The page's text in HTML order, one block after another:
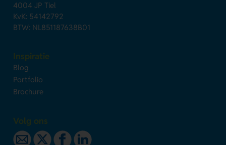
4004 JP Tiel
KvK: 54142792
BTW: NL851187638B01
Inspiratie
Blog
Portfolio
Brochure
Volg ons